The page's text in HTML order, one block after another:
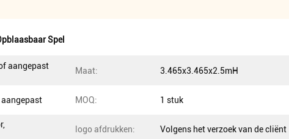
Spel
aangepast
Maat: 3.465x3.465x2.5mH
MOQ: 1 stuk
logo afdrukken: Volgens het verzoek van de cliënt